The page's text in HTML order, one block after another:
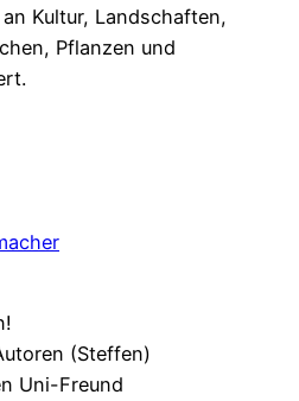
Kultur, Landschaften,
Pflanzen und
(Steffen)
Uni-Freund